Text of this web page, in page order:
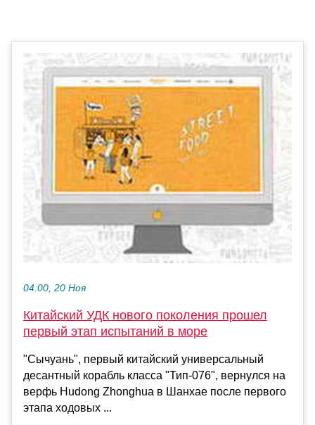
04:00, 20 Ноя
Китайский УДК нового поколения прошел
первый этап испытаний в море
"Сычуань", первый китайский универсальный
десантный корабль класса "Тип-076", вернулся на
верфь Hudong Zhonghua в Шанхае после первого
этапа ходовых ...